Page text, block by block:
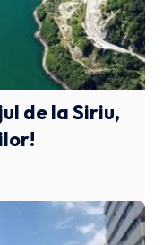
de la Siriu,